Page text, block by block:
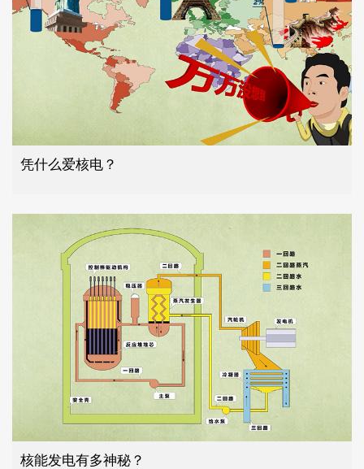
凭什么爱核电？
核能发电有多神秘？